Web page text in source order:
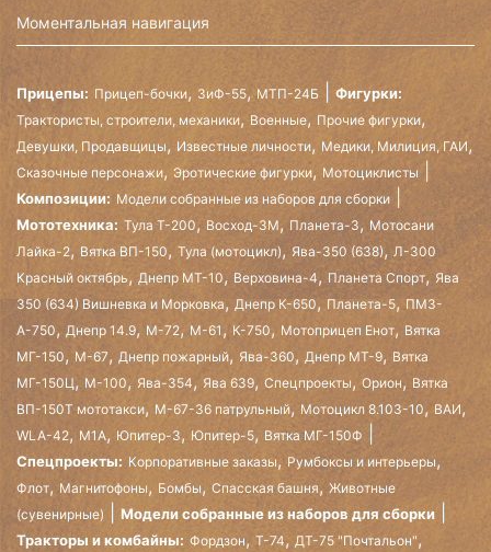
Моментальная навигация
Прицепы: Прицеп-бочки, ЗиФ-55, МТП-24Б Фигурки:
Трактористы, строители, механики, Военные, Прочие фигурки,
Девушки, Продавщицы, Известные личности, Медики, Милиция, ГАИ,
Сказочные персонажи, Эротические фигурки, Мотоциклисты
Композиции: Модели собранные из наборов для сборки
Мототехника: Тула Т-200, Восход-3М, Планета-3, Мотосани
Лайка-2, Вятка ВП-150, Тула (мотоцикл), Ява-350 (638), Л-300
Красный октябрь, Днепр МТ-10, Верховина-4, Планета Спорт, Ява
350 (634) Вишневка и Морковка, Днепр К-650, Планета-5, ПМЗ-
А-750, Днепр 14.9, М-72, М-61 , К-750, Мотоприцеп Енот, Вятка
МГ-150, М-67, Днепр пожарный, Ява-360, Днепр МТ-9, Вятка
МГ-150Ц, М-100, Ява-354, Ява 639, Спецпроекты, Орион, Вятка
ВП-150Т мототакси, М-67-36 патрульный, Мотоцикл 8.103-10,ВАИ,
WLA-42, М1А, Юпитер-3, Юпитер-5, Вятка МГ-150Ф
Спецпроекты: Корпоративные заказы, Румбоксы и интерьеры,
Флот, Магнитофоны, Бомбы, Спасская башня, Животные
(сувенирные)
Модели собранные из наборов для сборки
Тракторы и комбайны: Фордзон, Т-74, ДТ-75 "Почтальон",